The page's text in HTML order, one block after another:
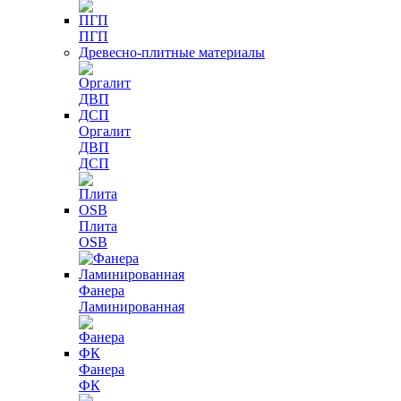
ПГП
Древесно-плитные материалы
Оргалит
ДВП
ДСП
Плита
OSB
Фанера
Ламинированная
Фанера
ФК